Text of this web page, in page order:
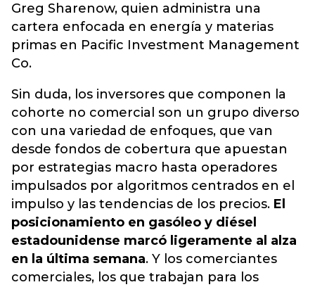
Greg Sharenow, quien administra una
cartera enfocada en energía y materias
primas en Pacific Investment Management
Co.
Sin duda, los inversores que componen la
cohorte no comercial son un grupo diverso
con una variedad de enfoques, que van
desde fondos de cobertura que apuestan
por estrategias macro hasta operadores
impulsados ​​​​por algoritmos centrados en el
impulso y las tendencias de los precios. El
posicionamiento en gasóleo y diésel
estadounidense marcó ligeramente al alza
en la última semana. Y los comerciantes
comerciales, los que trabajan para los